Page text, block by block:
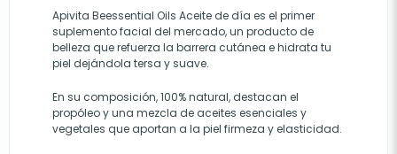
Apivita Beessential Oils Aceite de día es el primer
suplemento facial del mercado, un producto de
belleza que refuerza la barrera cutánea e hidrata tu
piel dejándola tersa y suave.
En su composición, 100% natural, destacan el
propóleo y una mezcla de aceites esenciales y
vegetales que aportan a la piel firmeza y elasticidad.